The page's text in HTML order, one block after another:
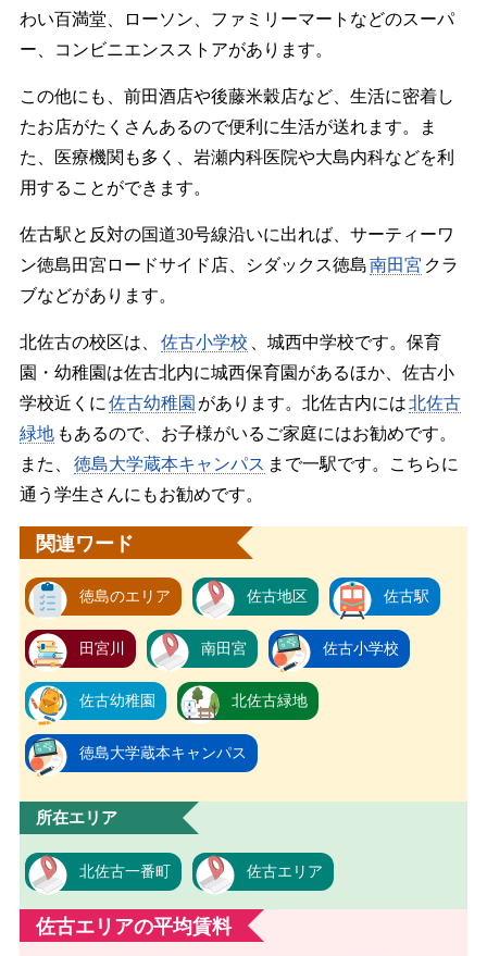
わい百満堂、ローソン、ファミリーマートなどのスーパ
ー、コンビニエンスストアがあります。
この他にも、前田酒店や後藤米穀店など、生活に密着し
たお店がたくさんあるので便利に生活が送れます。ま
た、医療機関も多く、岩瀬内科医院や大島内科などを利
用することができます。
佐古駅と反対の国道30号線沿いに出れば、サーティーワ
ン徳島田宮ロードサイド店、シダックス徳島南田宮 クラ
ブなどがあります。
北佐古の校区は、 佐古小学校
、城西中学校です。保育
園・幼稚園は佐古北内に城西保育園があるほか、佐古小
学校近くに 佐古幼稚園 があります。北佐古内には北佐古
緑地 もあるので、お子様がいるご家庭にはお勧めです。
また、
徳島大学蔵本キャンパス まで一駅です。こちらに
通う学生さんにもお勧めです。
関連ワード
徳島のエリア 佐古地区 佐古駅
田宮川 南田宮 佐古小学校
佐古幼稚園 北佐古緑地
徳島大学蔵本キャンパス
所在エリア
北佐古一番町 佐古エリア
佐古エリアの平均賃料